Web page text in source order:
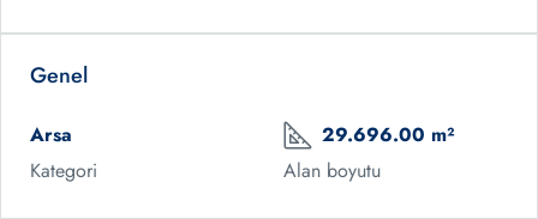
Genel
Arsa
Kategori
29.696.00 m²
Alan boyutu